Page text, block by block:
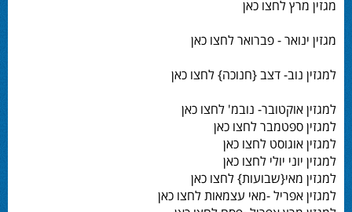
מגזין מרץ לחצו כאן
מגזין ינואר - פברואר לחצו כאן
למגזין נוב- דצב {חנוכה} לחצו כאן
למגזין אוקטובר- נובמ' לחצו כאן
למגזין ספטמבר לחצו כאן
למגזין אוגוסט לחצו כאן
למגזין יוני יולי לחצו כאן
למגזין מאי{שבועות} לחצו כאן
למגזין אפריל -מאי עצמאות לחצו כאן